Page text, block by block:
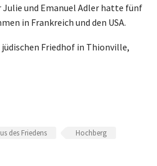
Julie und Emanuel Adler hatte fünf
in Frankreich und den USA.
Friedhof in Thionville,
des Friedens
Hochberg